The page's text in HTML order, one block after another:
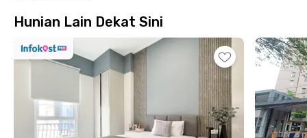
akses mudah ke berbagai pusat perbelanjaan, transportasi, dan
fasilitas umum. Mall Taman Palem dan Green Sedayu Mall
dapat dicapai dalam 15 menit, sementara PIK Avenue juga
berada di dekat lokasi. Untuk kebutuhan perjalanan lebih jauh,
Bandara Internasional Soekarno-Hatta hanya berjarak 27
menit. Akses ke layanan kesehatan juga mudah dengan RSUD
Cengkareng yang bisa dijangkau dalam 13 menit, serta
transportasi publik yang praktis melalui Stasiun Rawa Buaya
yang berjarak 14 menit.
Hunian Lain Dekat Sini